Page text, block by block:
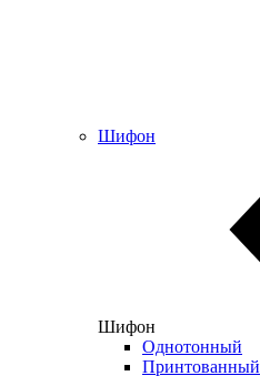
Шифон
Шифон
Однотонный
Принтованный